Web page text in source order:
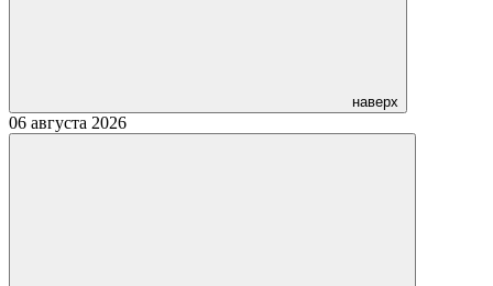
наверх
06 августа 2026